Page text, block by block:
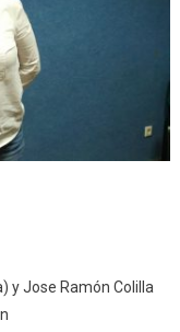
y Jose Ramón Colilla